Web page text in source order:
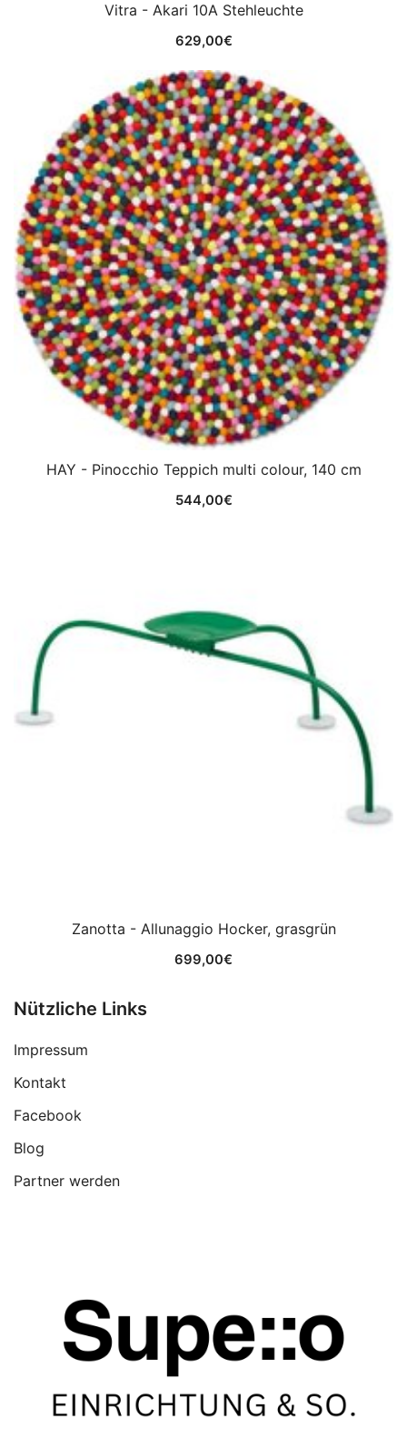
Vitra - Akari 10A Stehleuchte
629,00€
HAY - Pinocchio Teppich multi colour, 140 cm
544,00€
Zanotta - Allunaggio Hocker, grasgrün
699,00€
Nützliche Links
Impressum
Kontakt
Facebook
Blog
Partner werden